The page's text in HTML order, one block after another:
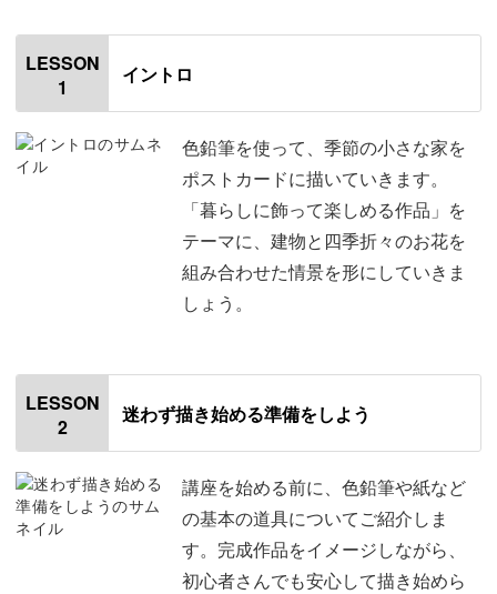
最小限の道具で迷わず始められるから、絵を描くのが久し
ぶりでも大丈夫◎
「SNSの上手な作品を見ると落ち込んでしまう…」という
方も、ぜひ気軽に楽しんでくださいね。
だからこそ、忙しい毎日の中でも「ほっとできる時間」が
自然と生まれていきます。
ゆるパースで描ける建物
LESSON
1
イントロ
色鉛筆を使って、季節の小さな家を
ポストカードに描いていきます。
「暮らしに飾って楽しめる作品」を
テーマに、建物と四季折々のお花を
組み合わせた情景を形にしていきま
しょう。
LESSON
2
迷わず描き始める準備をしよう
講座を始める前に、色鉛筆や紙など
の基本の道具についてご紹介しま
す。完成作品をイメージしながら、
初心者さんでも安心して描き始めら